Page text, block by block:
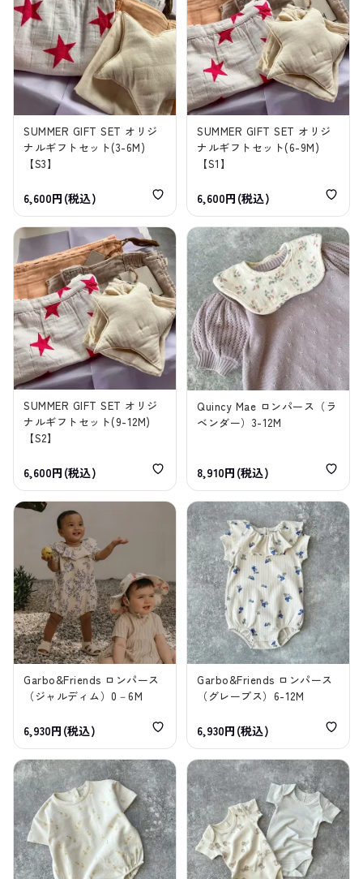
SUMMER GIFT SET オリジ
ナルギフトセット(3-6M)
【S3】
6,600円(税込)
SUMMER GIFT SET オリジ
ナルギフトセット(6-9M)
【S1】
6,600円(税込)
SUMMER GIFT SET オリジ
ナルギフトセット(9-12M)
【S2】
6,600円(税込)
Quincy Mae ロンパース（ラ
ベンダー）3-12M
8,910円(税込)
Garbo&Friends ロンパース
（ジャルディム）0－6M
6,930円(税込)
Garbo&Friends ロンパース
（グレープス）6-12M
6,930円(税込)